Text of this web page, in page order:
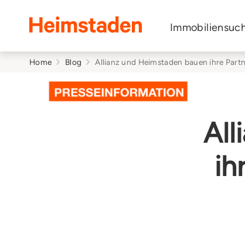
Heimstaden
Home Blog Allianz und Heimstaden bauen ihre